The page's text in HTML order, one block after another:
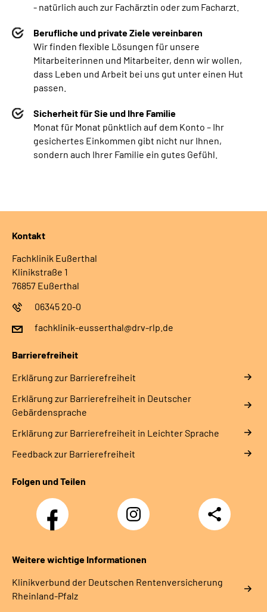
- natürlich auch zur Fachärztin oder zum Facharzt.
Berufliche und private Ziele vereinbaren
Wir finden flexible Lösungen für unsere
Mitarbeiterinnen und Mitarbeiter, denn wir wollen,
dass Leben und Arbeit bei uns gut unter einen Hut
passen.
Sicherheit für Sie und Ihre Familie
Monat für Monat pünktlich auf dem Konto – Ihr
gesichertes Einkommen gibt nicht nur Ihnen,
sondern auch Ihrer Familie ein gutes Gefühl.
Kontakt
Fachklinik Eußerthal
Klinikstraße 1
76857 Eußerthal
06345 20-0
fachklinik-eusserthal@drv-rlp.de
Barrierefreiheit
Erklärung zur Barrierefreiheit
Erklärung zur Barrierefreiheit in Deutscher
Gebärdensprache
Erklärung zur Barrierefreiheit in Leichter Sprache
Feedback zur Barrierefreiheit
Folgen und Teilen
Facebook
Instagram
DRV
Nachwuchskräfte
Teilen
Weitere wichtige Informationen
Klinikverbund der Deutschen Rentenversicherung
Rheinland-Pfalz